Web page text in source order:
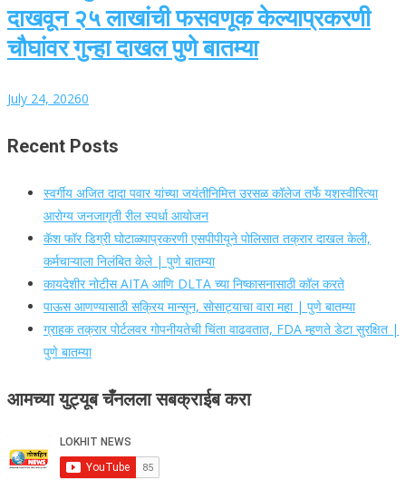
दाखवून २५ लाखांची फसवणूक केल्याप्रकरणी
चौघांवर गुन्हा दाखल पुणे बातम्या
July 24, 20260
Recent Posts
स्वर्गीय अजित दादा पवार यांच्या जयंतीनिमित्त उरसळ कॉलेज तर्फे यशस्वीरित्या
आरोग्य जनजागृती रील स्पर्धा आयोजन
कॅश फॉर डिग्री घोटाळ्याप्रकरणी एसपीपीयूने पोलिसात तक्रार दाखल केली,
कर्मचाऱ्याला निलंबित केले | पुणे बातम्या
कायदेशीर नोटीस AITA आणि DLTA च्या निष्कासनासाठी कॉल करते
पाऊस आणण्यासाठी सक्रिय मान्सून, सोसाट्याचा वारा महा | पुणे बातम्या
ग्राहक तक्रार पोर्टलवर गोपनीयतेची चिंता वाढवतात, FDA म्हणते डेटा सुरक्षित |
पुणे बातम्या
आमच्या युट्यूब चँनलला सबक्राईब करा